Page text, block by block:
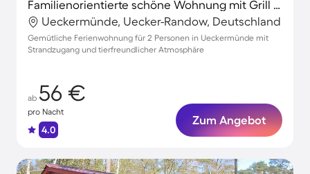
Familienorientierte schöne Wohnung mit Grill und Terrasse | Nah am Strand | Hunde erlaubt
Ueckermünde, Uecker-Randow, Deutschland
Gemütliche Ferienwohnung für 2 Personen in Ueckermünde mit
Strandzugang und tierfreundlicher Atmosphäre
ab 56 €
pro Nacht
4.0
Zum Angebot